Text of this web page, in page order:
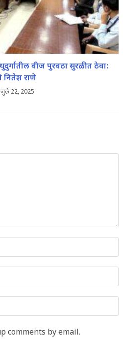
वीज पुरवठा सुरळीत ठेवा:
नितेश राणे
जुलै 22, 2025
comments by email.